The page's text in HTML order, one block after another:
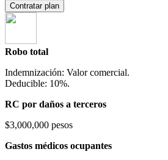
Contratar plan
Robo total
Indemnización: Valor comercial.
Deducible: 10%.
RC por daños a terceros
$3,000,000 pesos
Gastos médicos ocupantes